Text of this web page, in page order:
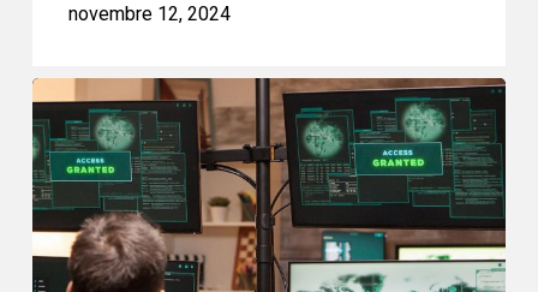
dû
être
créé
il
y
a
longtemps.
novembre 12, 2024
Sécurité
nationale
et
rôle
du
Parlement
–